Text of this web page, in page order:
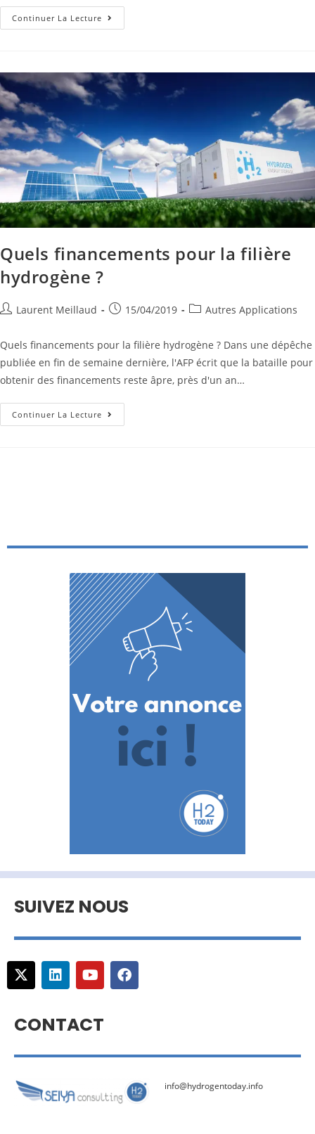
Continuer La Lecture
Quels financements pour la filière
hydrogène ?
Laurent Meillaud 15/04/2019 Autres Applications
Quels financements pour la filière hydrogène ? Dans une dépêche
publiée en fin de semaine dernière, l'AFP écrit que la bataille pour
obtenir des financements reste âpre, près d'un an…
Continuer La Lecture
SUIVEZ NOUS
CONTACT
info@hydrogentoday.info